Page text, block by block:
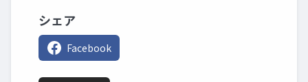
シェア
Facebook